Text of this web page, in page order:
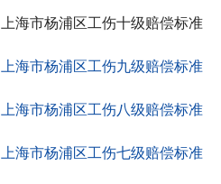
上海市杨浦区工伤十级赔偿标准
上海市杨浦区工伤九级赔偿标准
上海市杨浦区工伤八级赔偿标准
上海市杨浦区工伤七级赔偿标准